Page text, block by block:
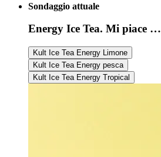
Sondaggio attuale
Energy Ice Tea. Mi piace …
Kult Ice Tea Energy Limone
Kult Ice Tea Energy pesca
Kult Ice Tea Energy Tropical